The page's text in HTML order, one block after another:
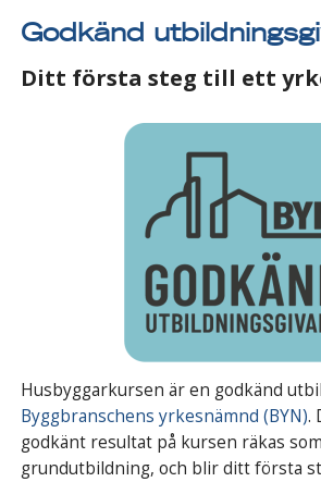
Godkänd
Ditt första steg till ett
Husbyggarkursen är en godkänd
Byggbranschens yrkesnämnd (BYN).
godkänt resultat på kursen räkas
grundutbildning, och blir ditt första